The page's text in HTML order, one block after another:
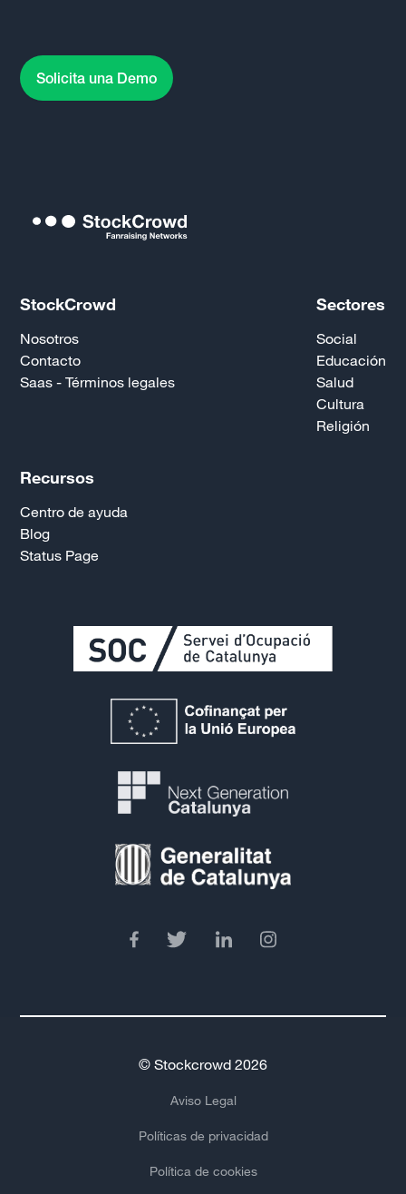
Solicita una Demo
StockCrowd
Nosotros
Contacto
Saas - Términos legales
Sectores
Social
Educación
Salud
Cultura
Religión
Recursos
Centro de ayuda
Blog
Status Page
© Stockcrowd 2026
Aviso Legal
Políticas de privacidad
Política de cookies